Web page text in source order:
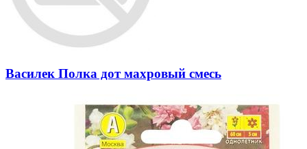
Василек Полка дот махровый смесь